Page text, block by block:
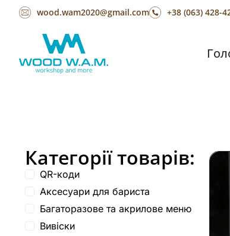
wood.wam2020@gmail.com +38 (063) 428-
Категорії товарів:
QR-коди
Аксесуари для бариста
Багаторазове та акрилове меню
Вивіски